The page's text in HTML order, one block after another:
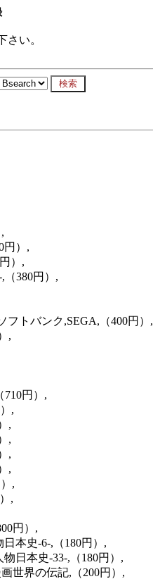
さい。
円）,
）,
（380円）,
フトバンク,SEGA,（400円）,
,
710円）,
,
,
,
,
,
,
,
円）,
本史-6-,（180円）,
日本史-33-,（180円）,
世界の伝記,（200円）,